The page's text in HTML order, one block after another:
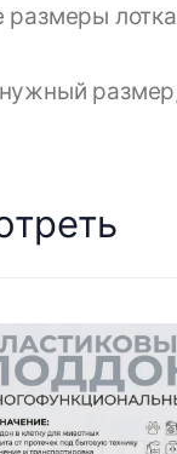
размеры